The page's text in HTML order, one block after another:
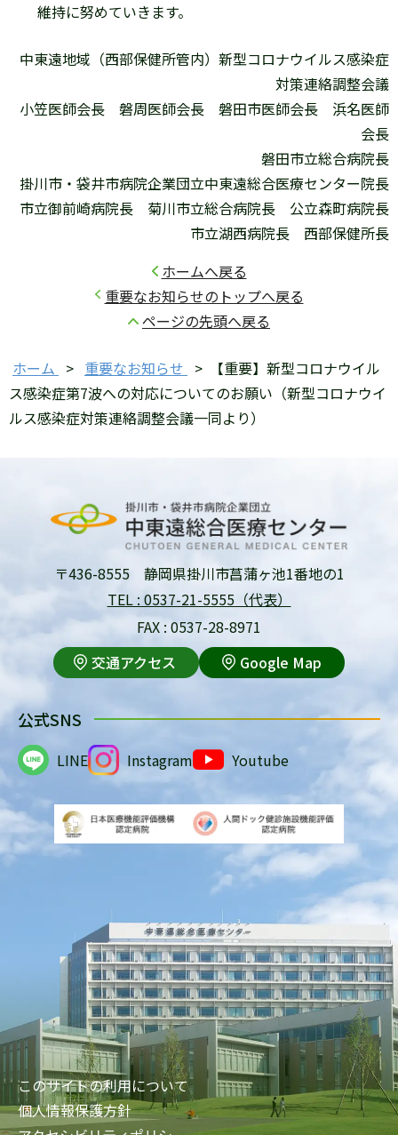
維持に努めていきます。
中東遠地域（西部保健所管内）新型コロナウイルス感染症
対策連絡調整会議
小笠医師会長 磐周医師会長 磐田市医師会長 浜名医師
会長
磐田市立総合病院長
掛川市・袋井市病院企業団立中東遠総合医療センター院長
市立御前崎病院長 菊川市立総合病院長 公立森町病院長
市立湖西病院長 西部保健所長
重要なお知らせのトップへ戻る
ホームへ戻る
ページの先頭へ戻る
ホーム > 重要なお知らせ >
【重要】新型コロナウイル
ス感染症第7波への対応についてのお願い（新型コロナウイ
ルス感染症対策連絡調整会議一同より）
〒436-8555 静岡県掛川市菖蒲ヶ池1番地の1
TEL : 0537-21-5555（代表）
FAX : 0537-28-8971
交通アクセス
Google Map
公式SNS
LINE Instagram Youtube
このサイトの利用について
個人情報保護方針